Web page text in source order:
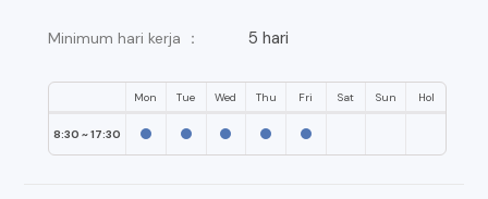
Minimum hari kerja ： 5 hari
Mon Tue Wed Thu Fri Sat Sun Hol
8:30 ~ 17:30